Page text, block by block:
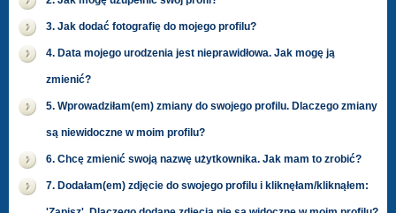
3. Jak dodać fotografię do mojego profilu?
4. Data mojego urodzenia jest nieprawidłowa. Jak mogę ją
zmienić?
5. Wprowadziłam(em) zmiany do swojego profilu. Dlaczego zmiany
są niewidoczne w moim profilu?
6. Chcę zmienić swoją nazwę użytkownika. Jak mam to zrobić?
7. Dodałam(em) zdjęcie do swojego profilu i kliknęłam/kliknąłem: